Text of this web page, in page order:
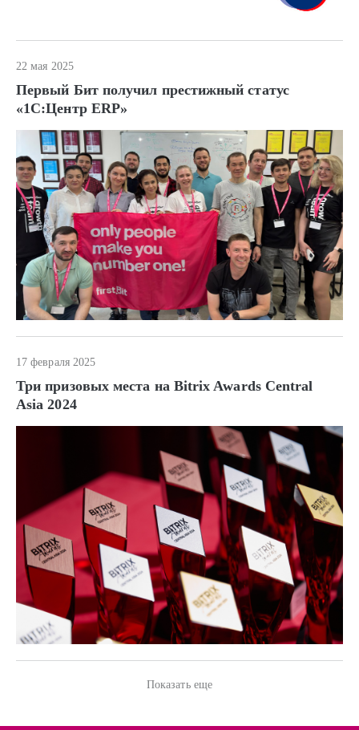
22 мая 2025
Первый Бит получил престижный статус
«1С:Центр ERP»
17 февраля 2025
Три призовых места на Bitrix Awards Central
Asia 2024
Показать еще